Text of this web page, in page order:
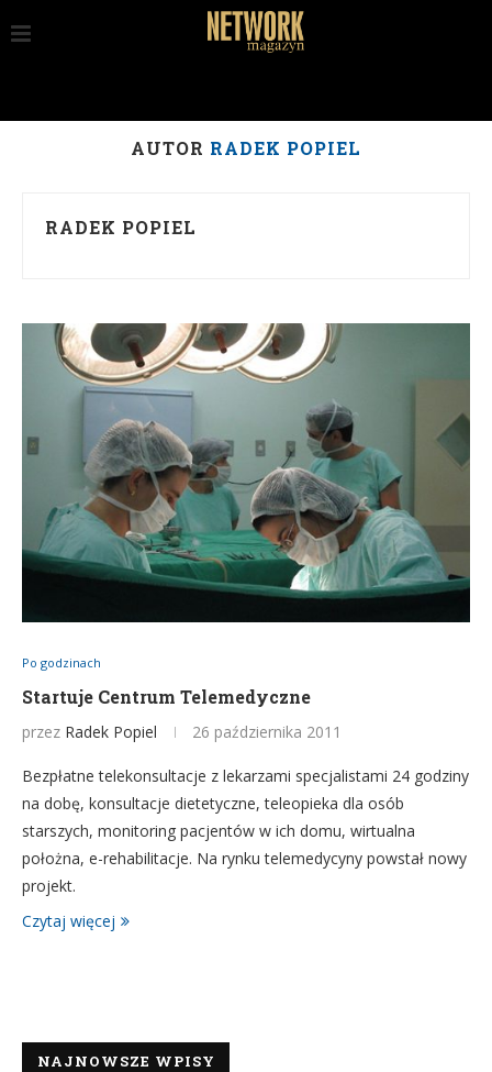
AUTOR RADEK POPIEL
RADEK POPIEL
Po godzinach
Startuje Centrum Telemedyczne
przez Radek Popiel 26 października 2011
Bezpłatne telekonsultacje z lekarzami specjalistami 24 godziny
na dobę, konsultacje dietetyczne, teleopieka dla osób
starszych, monitoring pacjentów w ich domu, wirtualna
położna, e-rehabilitacje. Na rynku telemedycyny powstał nowy
projekt.
Czytaj więcej
NAJNOWSZE WPISY